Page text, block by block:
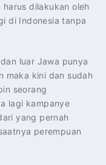
dilakukan oleh
di Indonesia tanpa
luar Jawa punya
maka kini dan sudah
seorang
lagi kampanye
yang pernah
perempuan